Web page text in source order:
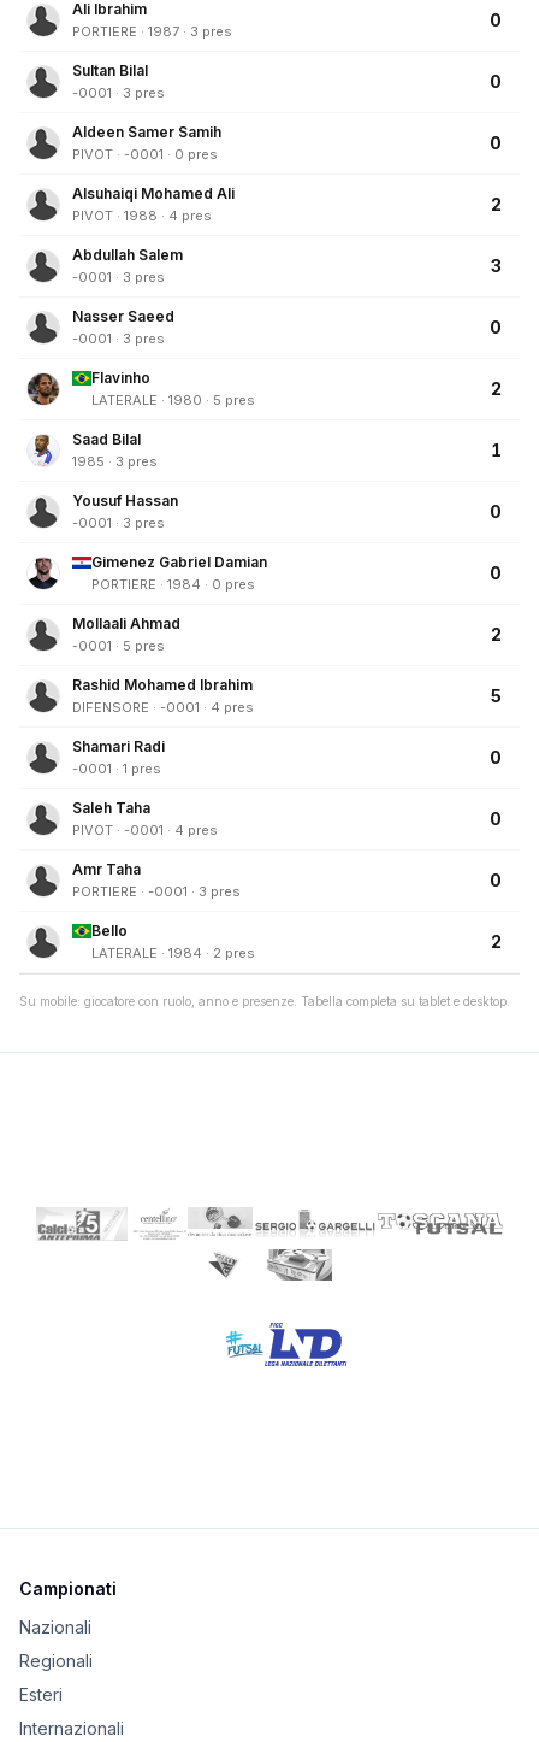
Ali Ibrahim
PORTIERE · 1987 · 3 pres
0
Sultan Bilal
-0001 · 3 pres
0
Aldeen Samer Samih
PIVOT · -0001 · 0 pres
0
Alsuhaiqi Mohamed Ali
PIVOT · 1988 · 4 pres
2
Abdullah Salem
-0001 · 3 pres
3
Nasser Saeed
-0001 · 3 pres
0
Flavinho
LATERALE · 1980 · 5 pres
2
Saad Bilal
1985 · 3 pres
1
Yousuf Hassan
-0001 · 3 pres
0
Gimenez Gabriel Damian
PORTIERE · 1984 · 0 pres
0
Mollaali Ahmad
-0001 · 5 pres
2
Rashid Mohamed Ibrahim
DIFENSORE · -0001 · 4 pres
5
Shamari Radi
-0001 · 1 pres
0
Saleh Taha
PIVOT · -0001 · 4 pres
0
Amr Taha
PORTIERE · -0001 · 3 pres
0
Bello
LATERALE · 1984 · 2 pres
2
Su mobile: giocatore con ruolo, anno e presenze. Tabella completa su tablet e desktop.
Campionati
Nazionali
Regionali
Esteri
Internazionali